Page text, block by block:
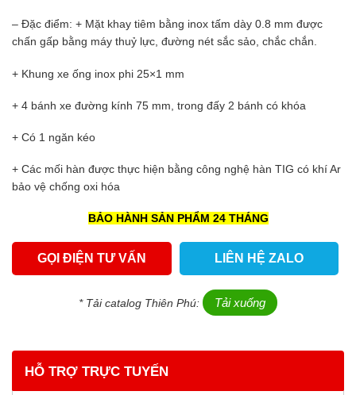
– Đặc điểm: + Mặt khay tiêm bằng inox tấm dày 0.8 mm được
chấn gấp bằng máy thuỷ lực, đường nét sắc sảo, chắc chắn.
+ Khung xe ống inox phi 25×1 mm
+ 4 bánh xe đường kính 75 mm, trong đấy 2 bánh có khóa
+ Có 1 ngăn kéo
+ Các mối hàn được thực hiện bằng công nghệ hàn TIG có khí Ar
bảo vệ chống oxi hóa
BẢO HÀNH SẢN PHẨM 24 THÁNG
GỌI ĐIỆN TƯ VẤN LIÊN HỆ ZALO
* Tải catalog Thiên Phú: Tải xuống
HỖ TRỢ TRỰC TUYẾN